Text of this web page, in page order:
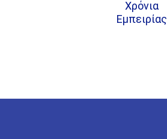
Χρόνια
Εμπειρίας